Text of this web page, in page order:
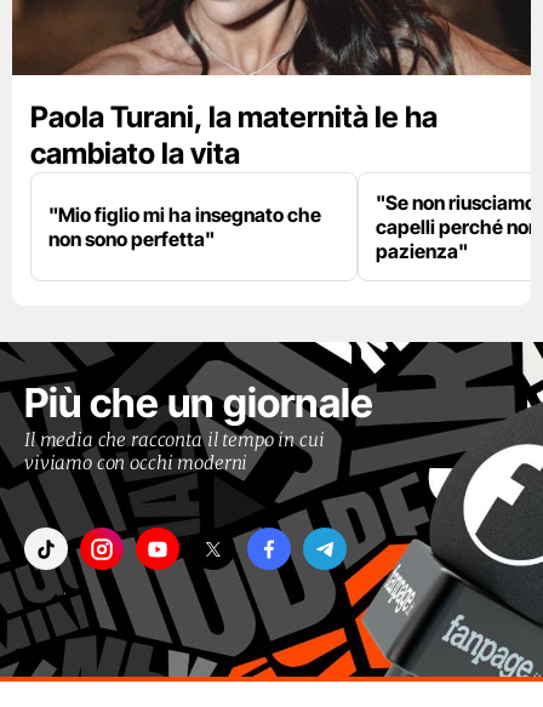
Paola Turani, la maternità le ha
cambiato la vita
"Mio figlio mi ha insegnato che
non sono perfetta"
"Se non riusciamo
capelli perché
pazienza"
Più che un giornale
Il media che racconta il tempo in cui
viviamo con occhi moderni